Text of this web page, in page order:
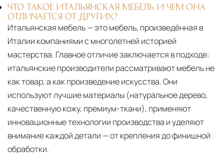
ЧТО ТАКОЕ ИТАЛЬЯНСКАЯ МЕБЕЛЬ И ЧЕМ ОНА
ОТЛИЧАЕТСЯ ОТ ДРУГИХ?
Итальянская мебель — это мебель, произведённая в
Италии компаниями с многолетней историей
мастерства. Главное отличие заключается в подходе:
итальянские производители рассматривают мебель не
как товар, а как произведение искусства. Они
используют лучшие материалы (натуральное дерево,
качественную кожу, премиум-ткани), применяют
инновационные технологии производства и уделяют
внимание каждой детали — от крепления до финишной
обработки.